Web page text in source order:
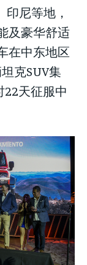
尼等地，
及豪华舒适
在中东地区
克SUV集
天征服中